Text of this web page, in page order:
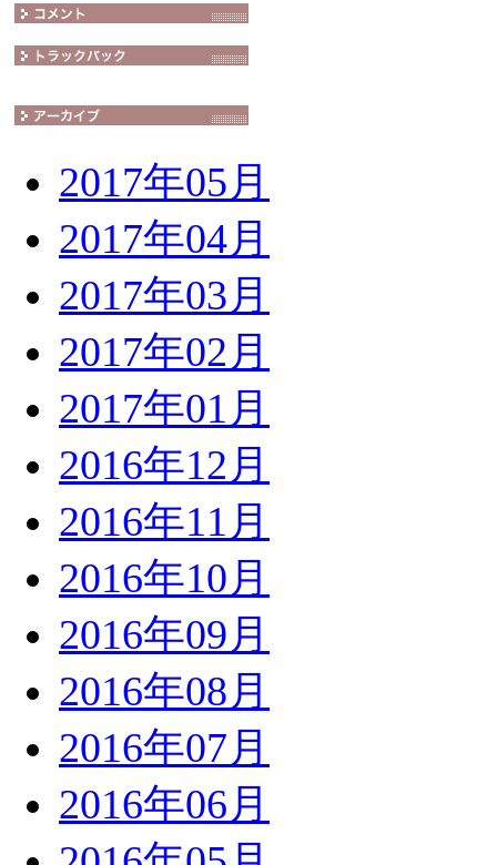
2017年05月
2017年04月
2017年03月
2017年02月
2017年01月
2016年12月
2016年11月
2016年10月
2016年09月
2016年08月
2016年07月
2016年06月